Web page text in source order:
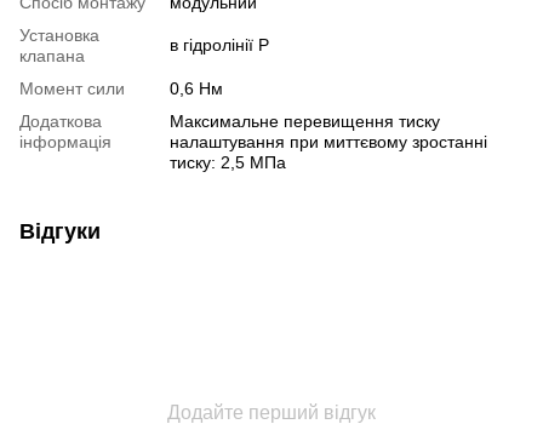
Установка
клапана
в гідролінії Р
Момент сили
0,6 Нм
Додаткова
інформація
Максимальне перевищення тиску
налаштування при миттєвому зростанні
тиску: 2,5 МПа
Відгуки
Додайте перший відгук